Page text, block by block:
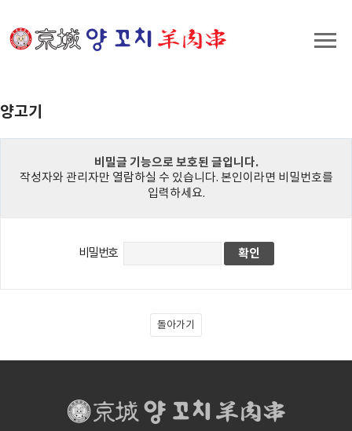
양고기
비밀글 기능으로 보호된 글입니다.
작성자와 관리자만 열람하실 수 있습니다. 본인이라면 비밀번호를
입력하세요.
비밀번호
돌아가기